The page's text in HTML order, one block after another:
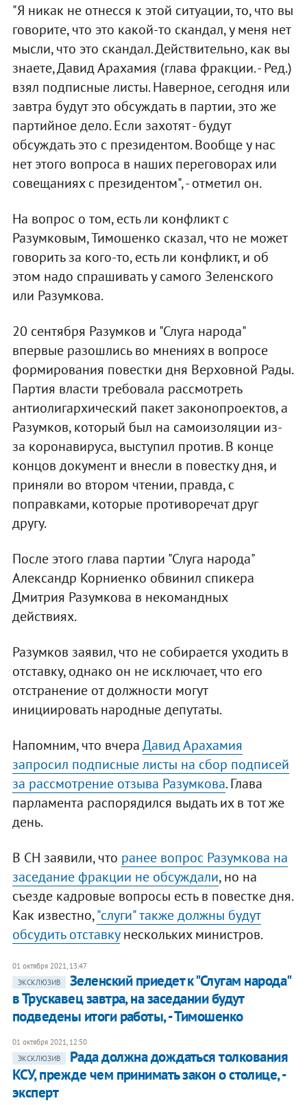
"Я никак не отнесся к этой ситуации, то, что вы
говорите, что это какой-то скандал, у меня нет
мысли, что это скандал. Действительно, как вы
знаете, Давид Арахамия (глава фракции. - Ред.)
взял подписные листы. Наверное, сегодня или
завтра будут это обсуждать в партии, это же
партийное дело. Если захотят - будут
обсуждать это с президентом. Вообще у нас
нет этого вопроса в наших переговорах или
совещаниях с президентом", - отметил он.
На вопрос о том, есть ли конфликт с
Разумковым, Тимошенко сказал, что не может
говорить за кого-то, есть ли конфликт, и об
этом надо спрашивать у самого Зеленского
или Разумкова.
20 сентября Разумков и "Слуга народа"
впервые разошлись во мнениях в вопросе
формирования повестки дня Верховной Рады.
Партия власти требовала рассмотреть
антиолигархический пакет законопроектов, а
Разумков, который был на самоизоляции из-
за коронавируса, выступил против. В конце
концов документ и внесли в повестку дня, и
приняли во втором чтении, правда, с
поправками, которые противоречат друг
другу.
После этого глава партии "Слуга народа"
Александр Корниенко обвинил спикера
Дмитрия Разумкова в некомандных
действиях.
Разумков заявил, что не собирается уходить в
отставку, однако он не исключает, что его
отстранение от должности могут
инициировать народные депутаты.
Напомним, что вчераДавид Арахамия
запросил подписные листы на сбор подписей
за рассмотрение отзыва Разумкова. Глава
парламента распорядился выдать их в тот же
день.
В СН заявили, что ранее вопрос Разумкова на
заседание фракции не обсуждали, но на
съезде кадровые вопросы есть в повестке дня.
Как известно,"слуги" также должны будут
обсудить отставкунескольких министров.
01 октября 2021, 13:47
ЭКСКЛЮЗИВ
Зеленский приедет к "Слугам народа"
в Трускавец завтра, на заседании будут
подведены итоги работы, - Тимошенко
01 октября 2021, 12:50
ЭКСКЛЮЗИВ
Рада должна дождаться толкования
КСУ, прежде чем принимать закон о столице, -
эксперт